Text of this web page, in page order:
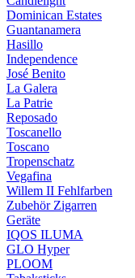
Dominican Estates
Guantanamera
Hasillo
Independence
José Benito
La Galera
La Patrie
Reposado
Toscanello
Toscano
Tropenschatz
Vegafina
Willem II Fehlfarben
Zubehör Zigarren
Geräte
IQOS ILUMA
GLO Hyper
PLOOM